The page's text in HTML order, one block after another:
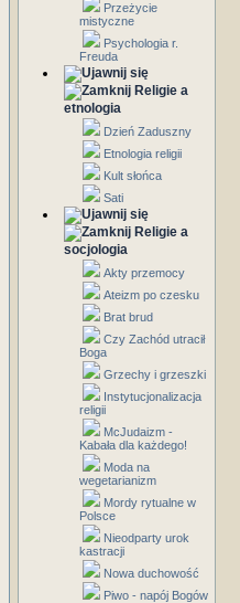
Przeżycie
mistyczne
Psychologia r.
Freuda
Religie a
etnologia
Dzień Zaduszny
Etnologia religii
Kult słońca
Sati
Religie a
socjologia
Akty przemocy
Ateizm po czesku
Brat brud
Czy Zachód utracił
Boga
Grzechy i grzeszki
Instytucjonalizacja
religii
McJudaizm -
Kabała dla każdego!
Moda na
wegetarianizm
Mordy rytualne w
Polsce
Nieodparty urok
kastracji
Nowa duchowość
Piwo - napój Bogów